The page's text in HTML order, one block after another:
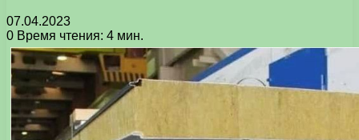
07.04.2023
0 Время чтения: 4 мин.